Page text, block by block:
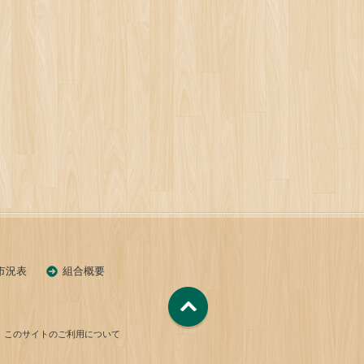
況表 組合概要
このサイトのご利用について